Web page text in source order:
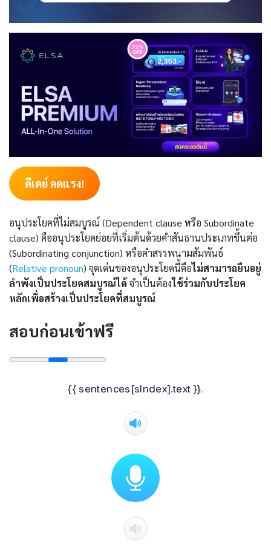
ดีเดย์ ลดแรง!
อนุประโยคที่ไม่สมบูรณ์ (Dependent clause หรือ Subordinate
clause) คืออนุประโยคย่อยที่เริ่มต้นด้วยคำสันธานประเภทขึ้นต่อ
(Subordinating conjunction) หรือคำสรรพนามสัมพันธ์
(Relative pronoun) จุดเด่นของอนุประโยคนี้คือไม่สามารถยืนอยู่
ลำพังเป็นประโยคสมบูรณ์ได้จำเป็นต้องใช้ร่วมกับประโยค
หลักเพื่อสร้างเป็นประโยคที่สมบูรณ์
สอบก่อนเข้าฟรี
{{ sentences[sIndex].text }}.